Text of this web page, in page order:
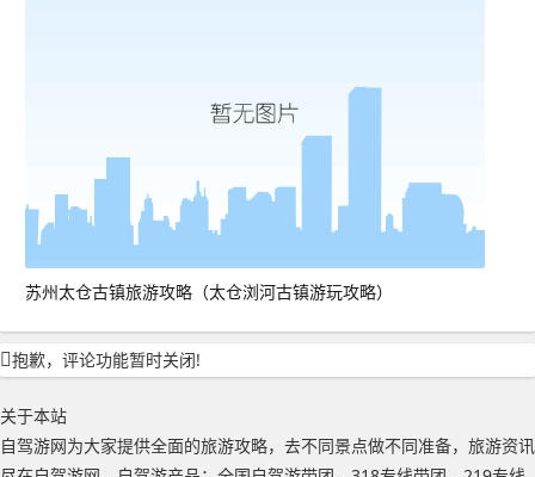
苏州太仓古镇旅游攻略（太仓浏河古镇游玩攻略）
抱歉，评论功能暂时关闭!
关于本站
自驾游网为大家提供全面的旅游攻略，去不同景点做不同准备，旅游资讯